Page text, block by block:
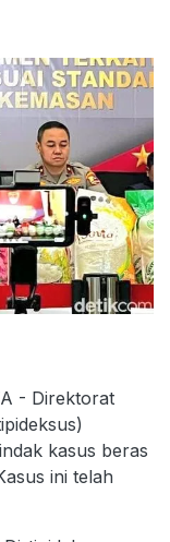
- Direktorat
kasus beras
ini telah